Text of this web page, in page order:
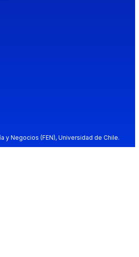
y Negocios (FEN), Universidad de Chile.